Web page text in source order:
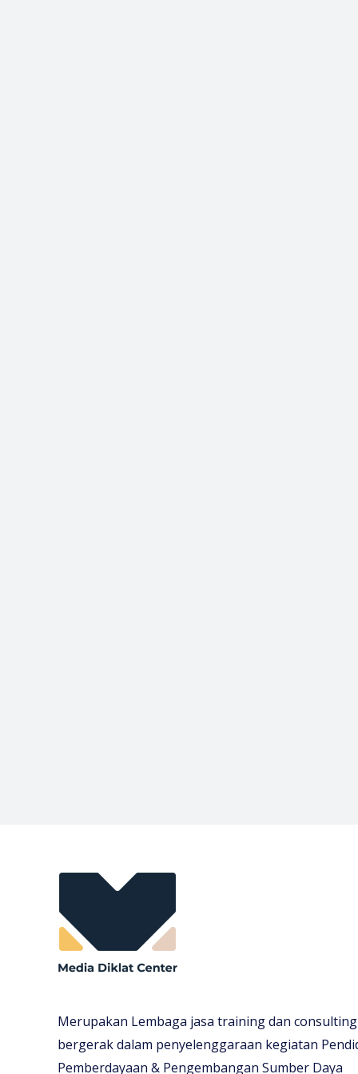
Merupakan Lembaga jasa training dan
bergerak dalam penyelenggaraan kegiatan
Pemberdayaan & Pengembangan Sumber Daya